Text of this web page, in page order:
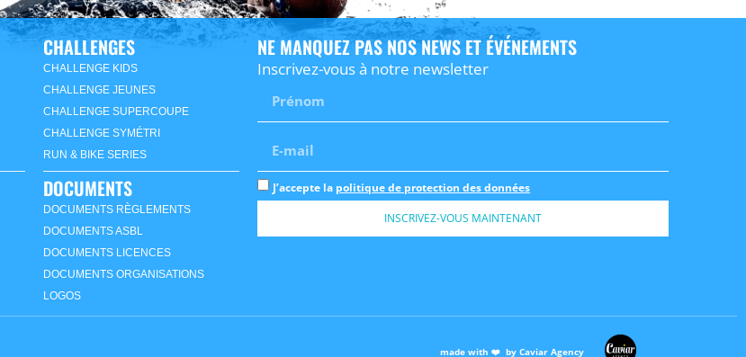
CHALLENGES
CHALLENGE KIDS
CHALLENGE JEUNES
CHALLENGE SUPERCOUPE
CHALLENGE SYMÉTRI
RUN & BIKE SERIES
DOCUMENTS
DOCUMENTS RÈGLEMENTS
DOCUMENTS ASBL
DOCUMENTS LICENCES
DOCUMENTS ORGANISATIONS
LOGOS
NE MANQUEZ PAS NOS NEWS ET ÉVÉNEMENTS
Inscrivez-vous à notre newsletter
J’accepte la politique de protection des données
INSCRIVEZ-VOUS MAINTENANT
made with ❤️ by Caviar Agency